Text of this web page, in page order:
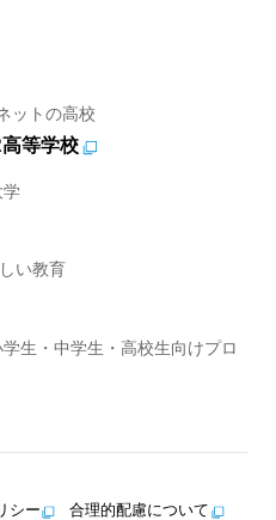
ットの高校
等学校
学
い教育
生・中学生・高校生向けプロ
シー 合理的配慮について